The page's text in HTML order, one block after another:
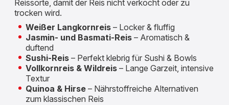
Reissorte, damit der Reis nicht verkocht oder zu
trocken wird.
Weißer Langkornreis – Locker & fluffig
Jasmin- und Basmati-Reis – Aromatisch &
duftend
Sushi-Reis – Perfekt klebrig für Sushi & Bowls
Vollkornreis & Wildreis – Lange Garzeit, intensive
Textur
Quinoa & Hirse – Nährstoffreiche Alternativen
zum klassischen Reis